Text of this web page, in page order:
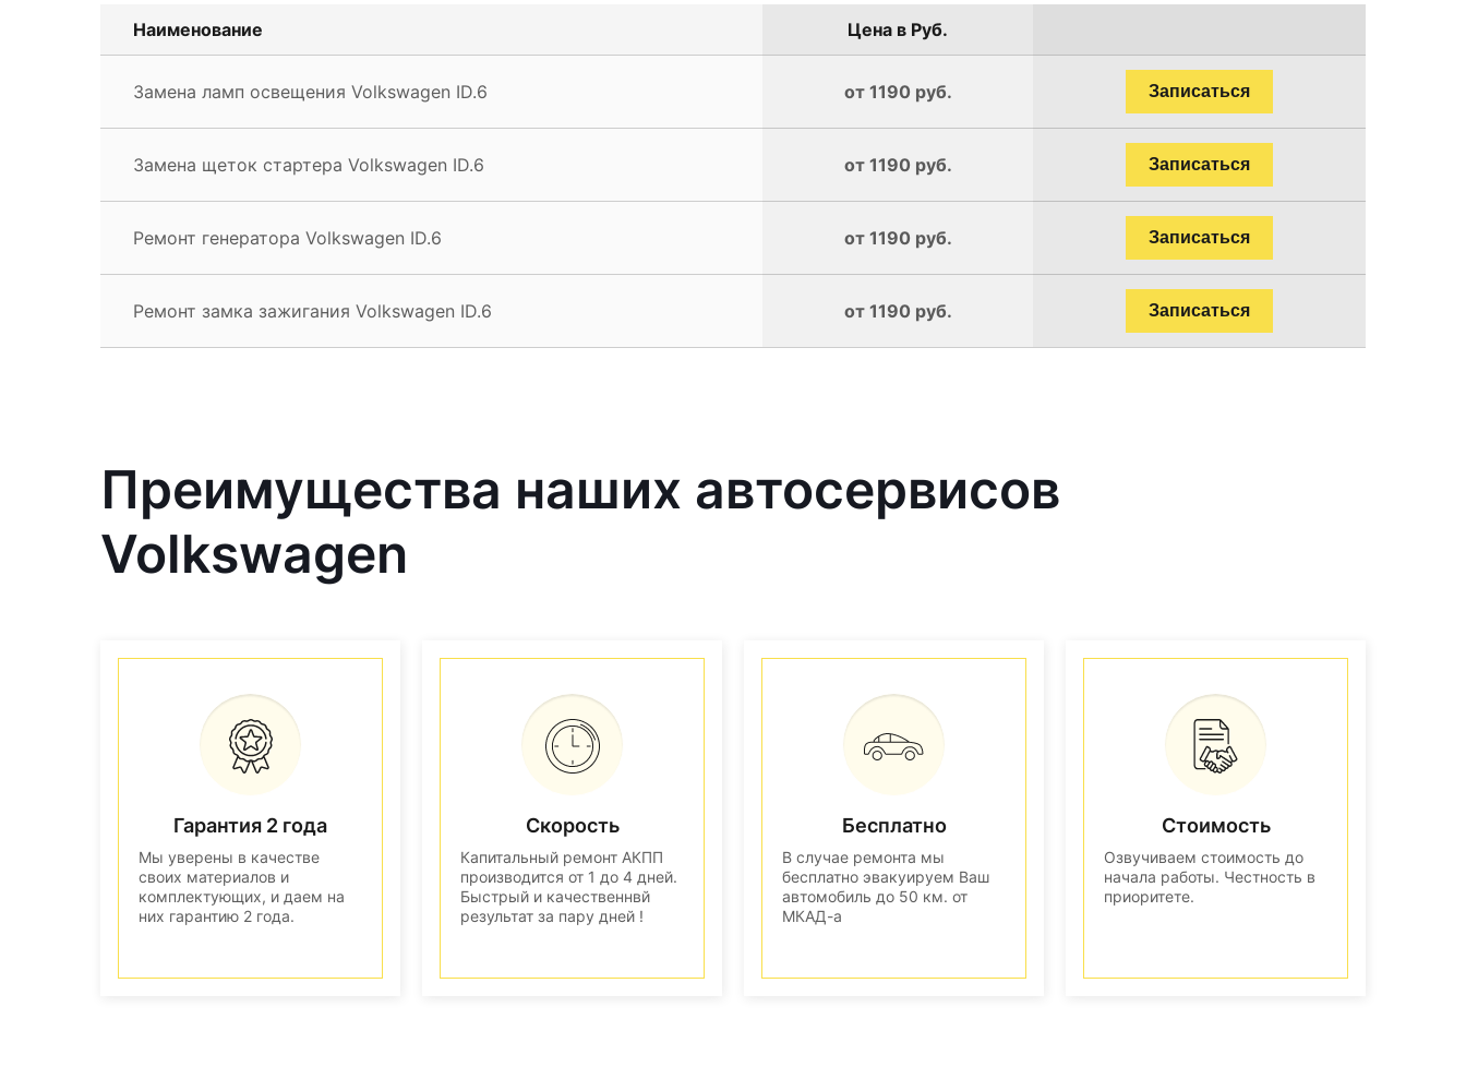
Наименование Цена в Руб.
Замена ламп освещения Volkswagen ID.6 от 1190 руб. Записаться
Замена щеток стартера Volkswagen ID.6 от 1190 руб. Записаться
Ремонт генератора Volkswagen ID.6 от 1190 руб. Записаться
Ремонт замка зажигания Volkswagen ID.6 от 1190 руб. Записаться
Преимущества наших автосервисов
Volkswagen
Гарантия 2 года
Мы уверены в качестве
своих материалов и
комплектующих, и даем на
них гарантию 2 года.
Скорость
Капитальный ремонт АКПП
производится от 1 до 4 дней.
Быстрый и качественнвй
результат за пару дней !
Бесплатно
В случае ремонта мы
бесплатно эвакуируем Ваш
автомобиль до 50 км. от
МКАД-а
Стоимость
Озвучиваем стоимость до
начала работы. Честность в
приоритете.